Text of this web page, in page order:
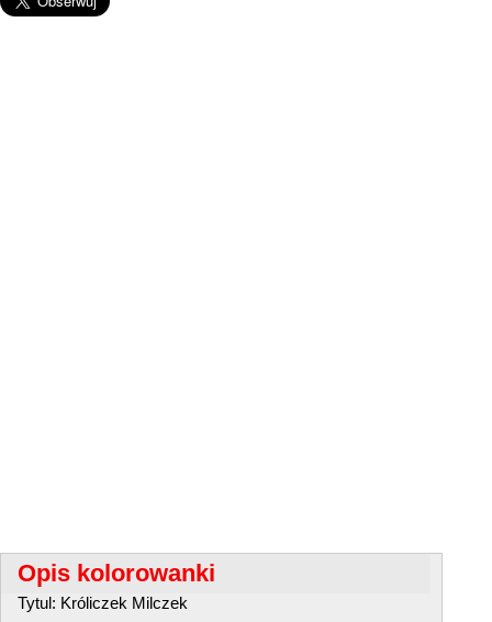
Opis kolorowanki
Tytul: Króliczek Milczek